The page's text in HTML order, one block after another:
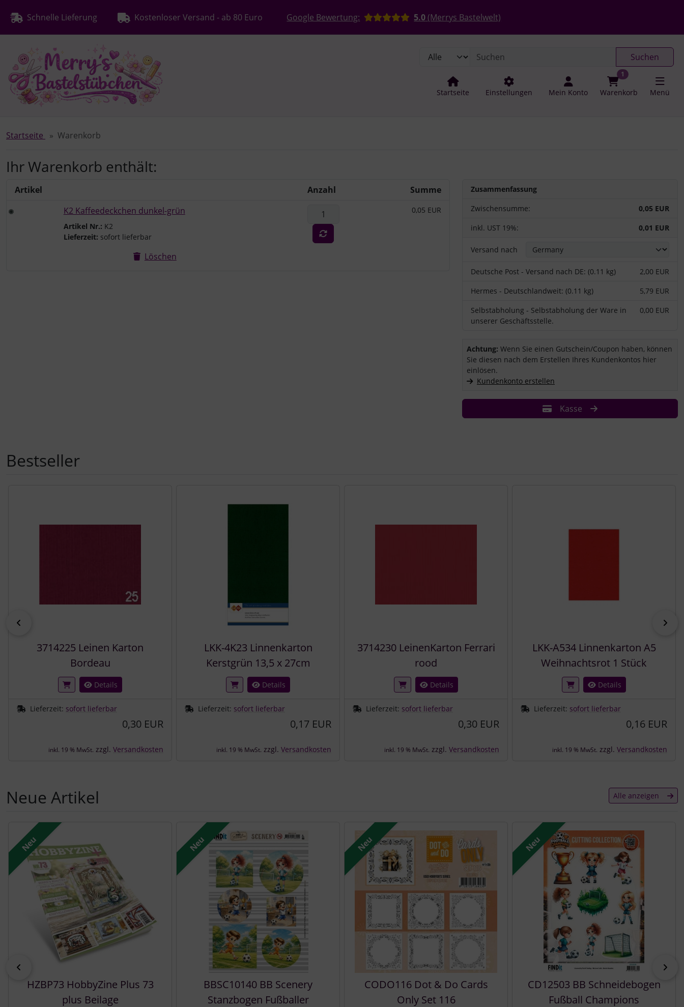
Sprungnavigation
Schnelle Lieferung Kostenloser Versand - ab 80 Euro Google Bewertung: 5.0(Merrys Bastelwelt)
Suchen
Startseite Einstellungen Mein Konto
1
Warenkorb Menü
Startseite Warenkorb
Ihr Warenkorb enthält:
Artikel Anzahl
Summe
K2 Kaffeedeckchen dunkel-grün
Artikel Nr.: K2
Lieferzeit: sofort lieferbar
Löschen
0,05 EUR
Zusammenfassung
Zwischensumme:
0,05 EUR
inkl. UST 19%:
0,01 EUR
Versand nach
Deutsche Post - Versand nach DE: (0.11 kg)
2,00 EUR
Hermes - Deutschlandweit: (0.11 kg)
5,79 EUR
Selbstabholung - Selbstabholung der Ware in
unserer Geschäftsstelle.
0,00 EUR
Sie haben einen Coupon/Gutschein und wollen ihn einlösen?
Achtung: Wenn Sie einen Gutschein/Coupon haben, können
Sie diesen nach dem Erstellen Ihres Kundenkontos hier
einlösen.
Kundenkonto erstellen
Kasse
Bestseller
3714225 Leinen Karton
Bordeau
Details
Lieferzeit: sofort lieferbar
0,30 EUR
inkl. 19 % MwSt. zzgl. Versandkosten
LKK-4K23 Linnenkarton
Kerstgrün 13,5 x 27cm
Details
Lieferzeit: sofort lieferbar
0,17 EUR
inkl. 19 % MwSt. zzgl. Versandkosten
3714230 LeinenKarton Ferrari
rood
Details
Lieferzeit: sofort lieferbar
0,30 EUR
inkl. 19 % MwSt. zzgl. Versandkosten
LKK-A534 Linnenkarton A5
Weihnachtsrot 1 Stück
Details
Lieferzeit: sofort lieferbar
0,16 EUR
inkl. 19 % MwSt. zzgl. Versandkosten
Neue Artikel Alle anzeigen
Es folgt ein Produktslider - navigieren Sie mit der Tab-Taste zu den einzelnen Artikeln.
Neu
HZBP73 HobbyZine Plus 73
plus Beilage
Neu
BBSC10140 BB Scenery
Stanzbogen Fußballer
Neu
CODO116 Dot & Do Cards
Only Set 116
Neu
CD12503 BB Schneidebogen
Fußball Champions